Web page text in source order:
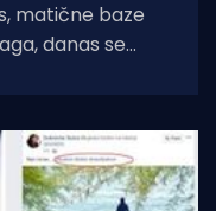
matične baze
danas se